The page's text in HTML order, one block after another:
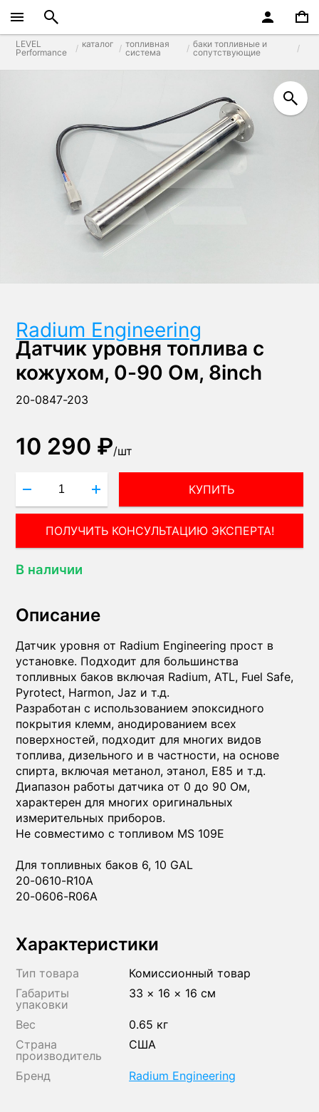
LEVEL
Performance
каталог
топливная
система
баки топливные и
сопутствующие
Radium Engineering
Датчик уровня топлива с
кожухом, 0-90 Ом, 8inch
20-0847-203
10 290 ₽/шт
КУПИТЬ
В наличии
Описание
Датчик уровня от Radium Engineering прост в
установке. Подходит для большинства
топливных баков включая Radium, ATL, Fuel Safe,
Pyrotect, Harmon, Jaz и т.д.
Разработан с использованием эпоксидного
покрытия клемм, анодированием всех
поверхностей, подходит для многих видов
топлива, дизельного и в частности, на основе
спирта, включая метанол, этанол, E85 и т.д.
Диапазон работы датчика от 0 до 90 Ом,
характерен для многих оригинальных
измерительных приборов.
Не совместимо с топливом MS 109E
Для топливных баков 6, 10 GAL
20-0610-R10A
20-0606-R06A
Характеристики
Тип товара
Комиссионный товар
Габариты
упаковки
33 × 16 × 16 см
Вес
0.65 кг
Страна
производитель
США
Бренд Radium Engineering